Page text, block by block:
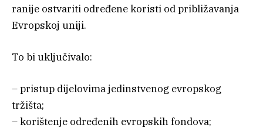
ranije ostvariti određene koristi od približavanja
Evropskoj uniji.
To bi uključivalo:
– pristup dijelovima jedinstvenog evropskog
tržišta;
– korištenje određenih evropskih fondova;